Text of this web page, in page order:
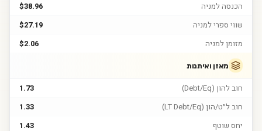
הכנסה למניה
$38.96
שווי ספרי למניה
$27.19
מזומן למניה
$2.06
מאזן ואיתנות
חוב להון (Debt/Eq)
1.73
חוב ל״ט/הון (LT Debt/Eq)
1.33
יחס שוטף
1.43